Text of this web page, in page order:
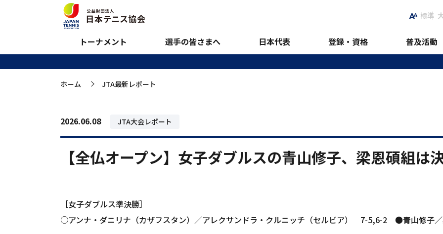
標準
トーナメント 選手の皆さまへ 日本代表 登録・資格 普及活動
JTA最新レポート
ホーム >
JTA最新レポート
2026.06.08 JTA大会レポート
【全仏オープン】女子ダブルスの青山修子、梁恩碩組は
［女子ダブルス準決勝］
○アンナ・ダニリナ（カザフスタン）／アレクサンドラ・クルニッチ（セルビア） 7-5,6-2 ●青山修子／